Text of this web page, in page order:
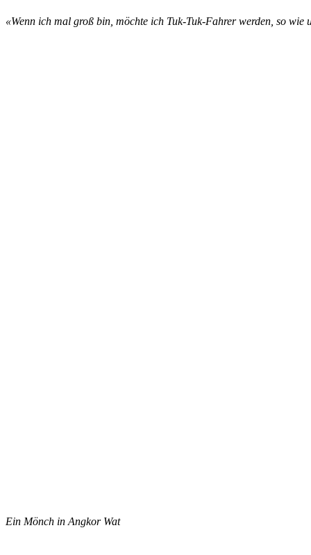
«Wenn ich mal groß bin, möchte ich Tuk-Tuk-Fahrer werden, so wie
Ein Mönch in Angkor Wat